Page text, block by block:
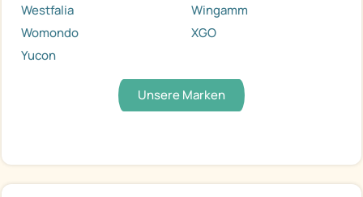
Westfalia
Wingamm
Womondo
XGO
Yucon
Unsere Marken